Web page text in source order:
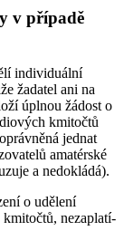
v případě
individuální
žadatel ani na
úplnou žádost o
kmitočtů
jednat
amatérské
a nedokládá).
o udělení
nezaplatí-